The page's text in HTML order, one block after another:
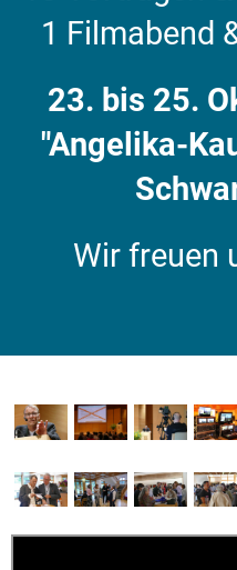
1 Filmabend
23. bis 25.
"Angelika-
Wir freuen